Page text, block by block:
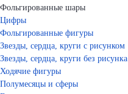
Фольгированные шары
Цифры
Фольгированные фигуры
Звезды, сердца, круги с рисунком
Звезды, сердца, круги без рисунка
Ходячие фигуры
Полумесяцы и сферы